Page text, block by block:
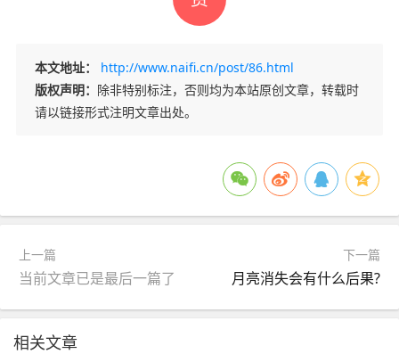
本文地址：
http://www.naifi.cn/post/86.html
版权声明： 除非特别标注，否则均为本站原创文章，转载时
请以链接形式注明文章出处。
上一篇
当前文章已是最后一篇了
下一篇
月亮消失会有什么后果?
相关文章